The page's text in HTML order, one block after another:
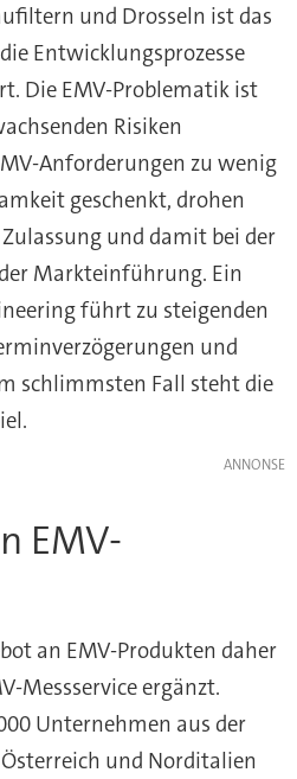
und Drosseln ist das
Entwicklungsprozesse
Die EMV-Problematik ist
Risiken
Anforderungen zu wenig
geschenkt, drohen
und damit bei der
Markteinführung. Ein
führt zu steigenden
und
schlimmsten Fall steht die
EMV-
an EMV-Produkten daher
Messservice ergänzt.
Unternehmen aus der
und Norditalien